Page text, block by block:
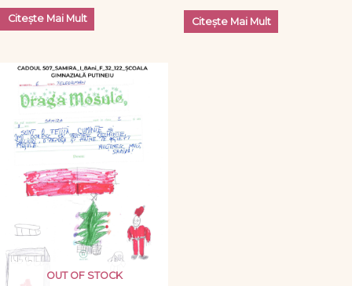
Citește Mai Mult Citește Mai Mult
OUT OF STOCK